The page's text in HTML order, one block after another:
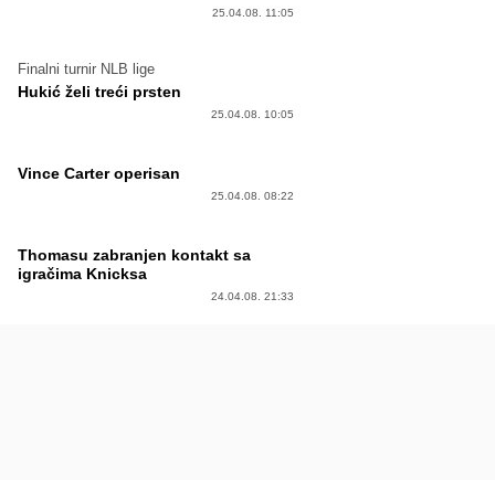
25.04.08. 11:05
Finalni turnir NLB lige
Hukić želi treći prsten
25.04.08. 10:05
Vince Carter operisan
25.04.08. 08:22
Thomasu zabranjen kontakt sa
igračima Knicksa
24.04.08. 21:33